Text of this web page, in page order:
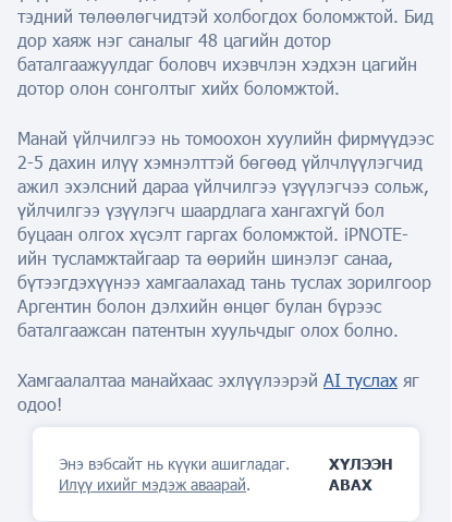
Энэ вэбсайт нь күүки ашигладаг.
Илүү ихийг мэдэж аваарай.
ХҮЛЭЭН
АВАХ
тэдний төлөөлөгчидтэй холбогдох боломжтой. Бид
дор хаяж нэг саналыг 48 цагийн дотор
баталгаажуулдаг боловч ихэвчлэн хэдхэн цагийн
дотор олон сонголтыг хийх боломжтой.
Манай үйлчилгээ нь томоохон хуулийн фирмүүдээс
2-5 дахин илүү хэмнэлттэй бөгөөд үйлчлүүлэгчид
ажил эхэлсний дараа үйлчилгээ үзүүлэгчээ сольж,
үйлчилгээ үзүүлэгч шаардлага хангахгүй бол
буцаан олгох хүсэлт гаргах боломжтой. iPNOTE-
ийн тусламжтайгаар та өөрийн шинэлэг санаа,
бүтээгдэхүүнээ хамгаалахад тань туслах зорилгоор
Аргентин болон дэлхийн өнцөг булан бүрээс
баталгаажсан патентын хуульчдыг олох болно.
Хамгаалалтаа манайхаас эхлүүлээрэй AI туслах яг
одоо!